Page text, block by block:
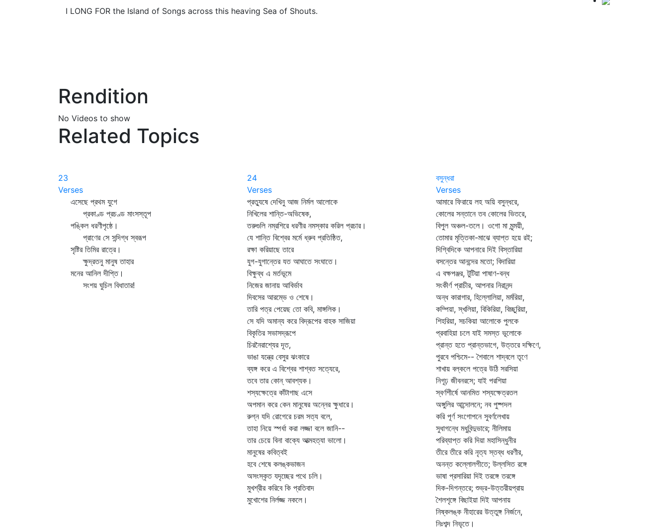
I LONG FOR the Island of Songs across this heaving Sea of Shouts.
Rendition
No Videos to show
Related Topics
23
Verses
এসেছে প্রথম যুগে
প্রকাণ্ড প্রচণ্ড মাংসস্তূপ
পঙ্কিল ধরণীপৃষ্ঠে।
প্রাণের সে সন্দিগ্ধ স্বরূপ
সৃষ্টির তিমির রাত্রে।
ক্ষুদ্রতনু মানুষ তাহার
মনের আনিল দীপ্তি।
সংশয় ঘুচিল বিধাতার!
24
Verses
প্রত্যুষে দেখিনু আজ নির্মল আলোকে
নিখিলের শান্তি-অভিষেক,
তরুগুলি নম্রশিরে ধরণীর নমস্কার করিল প্রচার।
যে শান্তি বিশ্বের মর্মে ধ্রুব প্রতিষ্ঠিত,
রক্ষা করিয়াছে তারে
যুগ-যুগান্তের যত আঘাতে সংঘাতে।
বিক্ষুব্ধ এ মর্তভূমে
নিজের জানায় আবির্ভাব
দিবসের আরম্ভে ও শেষে।
তারি পত্র পেয়েছ তো কবি, মাঙ্গলিক।
সে যদি অমান্য করে বিদ্রূপের বাহক সাজিয়া
বিকৃতির সভাসদ্‌রূপে
চিরনৈরাশ্যের দূত,
ভাঙা যন্ত্রে বেসুর ঝংকারে
ব্যঙ্গ করে এ বিশ্বের শাশ্বত সত্যেরে,
তবে তার কোন্‌ আবশ্যক।
শস্যক্ষেত্রে কাঁটাগাছ এসে
অপমান করে কেন মানুষের অন্নের ক্ষুধারে।
রুগ্ন যদি রোগেরে চরম সত্য বলে,
তাহা নিয়ে স্পর্ধা করা লজ্জা বলে জানি--
তার চেয়ে বিনা বাক্যে আত্মহত্যা ভালো।
মানুষের কবিত্বই
হবে শেষে কলঙ্কভাজন
অসংস্কৃত যদৃচ্ছের পথে চলি।
মুখশ্রীর করিবে কি প্রতিবাদ
মুখোশের নির্লজ্জ নকলে।
বসুন্ধরা
Verses
আমারে ফিরায়ে লহ অয়ি বসুন্ধরে,
কোলের সন্তানে তব কোলের ভিতরে,
বিপুল অঞ্চল-তলে। ওগো মা মৃন্ময়ী,
তোমার মৃত্তিকা-মাঝে ব্যাপ্ত হয়ে রই;
দিগ্বিদিকে আপনারে দিই বিস্তারিয়া
বসন্তের আনন্দের মতো; বিদারিয়া
এ বক্ষপঞ্জর, টুটিয়া পাষাণ-বন্ধ
সংকীর্ণ প্রাচীর, আপনার নিরানন্দ
অন্ধ কারাগার, হিল্লোলিয়া, মর্মরিয়া,
কম্পিয়া, স্খলিয়া, বিকিরিয়া, বিচ্ছুরিয়া,
শিহরিয়া, সচকিয়া আলোকে পুলকে
প্রবাহিয়া চলে যাই সমস্ত ভূলোকে
প্রান্ত হতে প্রান্তভাগে, উত্তরে দক্ষিণে,
পুরবে পশ্চিমে-- শৈবালে শাদ্বলে তৃণে
শাখায় বল্কলে পত্রে উঠি সরসিয়া
নিগূঢ় জীবনরসে; যাই পরশিয়া
স্বর্ণশীর্ষে আনমিত শস্যক্ষেত্রতল
অঙ্গুলির আন্দোলনে; নব পুষ্পদল
করি পূর্ণ সংগোপনে সুবর্ণলেখায়
সুধাগন্ধে মধুবিন্দুভারে; নীলিমায়
পরিব্যাপ্ত করি দিয়া মহাসিন্ধুনীর
তীরে তীরে করি নৃত্য স্তব্ধ ধরণীর,
অনন্ত কল্লোলগীতে; উল্লসিত রঙ্গে
ভাষা প্রসারিয়া দিই তরঙ্গে তরঙ্গে
দিক-দিগন্তরে; শুভ্র-উত্তরীয়প্রায়
শৈলশৃঙ্গে বিছাইয়া দিই আপনায়
নিষ্কলঙ্ক নীহারের উত্তুঙ্গ নির্জনে,
নিঃশব্দ নিভৃতে।